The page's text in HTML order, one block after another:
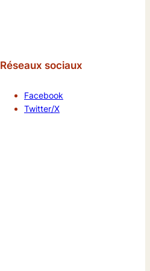
Réseaux sociaux
Facebook
Twitter/X